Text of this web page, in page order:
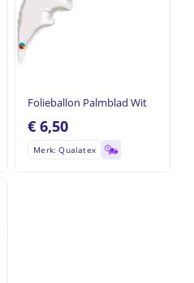
Folieballon Palmblad Wit
€ 6,50
Merk: Qualatex